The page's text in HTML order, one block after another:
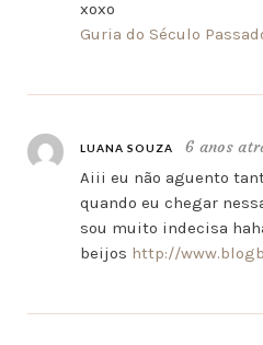
xoxo
Guria do Século
LUANA SOUZA
6 anos
Aiii eu não aguento
quando eu chegar
sou muito indecisa
beijos http://